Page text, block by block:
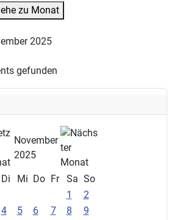
November
2025
Di Mi Do Fr Sa So
1
2
4 5 6 7 8
9
zu Monat
2025
gefunden